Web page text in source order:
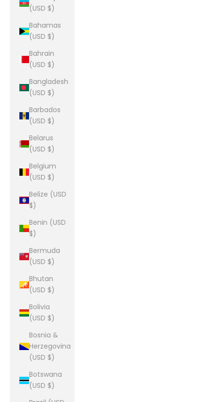
(USD $)
Bahamas
(USD $)
Bahrain
(USD $)
Bangladesh
(USD $)
Barbados
(USD $)
Belarus
(USD $)
Belgium
(USD $)
Belize (USD
$)
Benin (USD
$)
Bermuda
(USD $)
Bhutan
(USD $)
Bolivia
(USD $)
Bosnia &
Herzegovina
(USD $)
Botswana
(USD $)